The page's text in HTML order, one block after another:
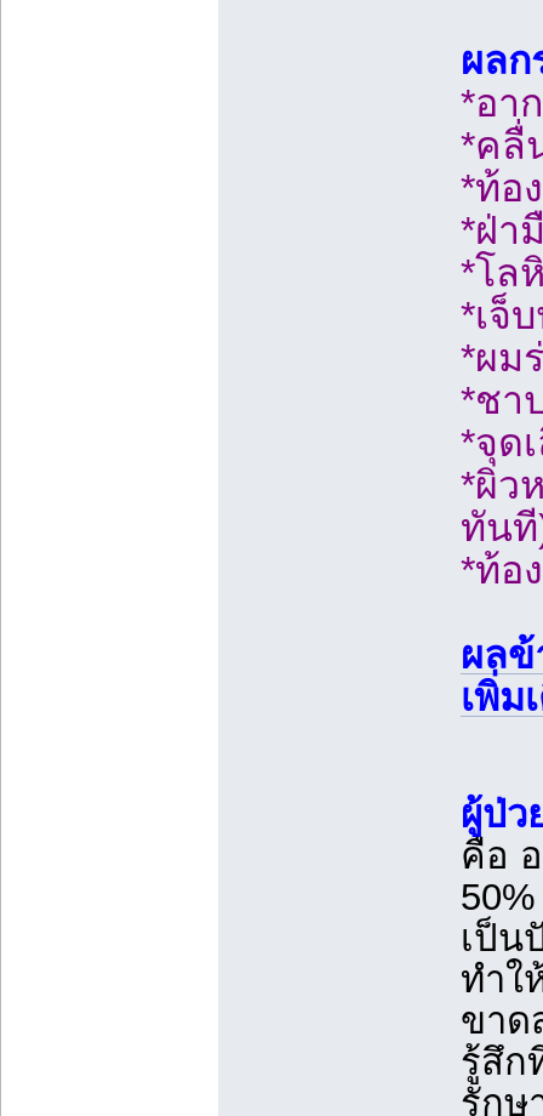
ผลก
*อา
*คลื่
*ท้อ
*ฝ่า
*โล
*เจ็
*ผม
*ชา
*จุด
*ผิว
ทัน
*ท้อ
ผลข้
เพิ่ม
ผู้ป่ว
คือ
เป็น
ทำใ
ขาด
รู้สึก
รักษ